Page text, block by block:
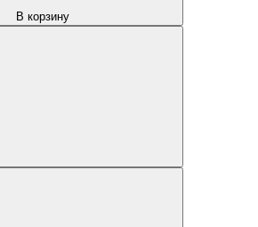
В корзину